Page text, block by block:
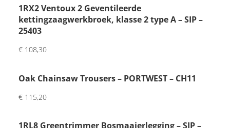
inpa
kker.
agin
was
1RX2 Ventoux 2 Geventileerde
kettingzaagwerkbroek, klasse 2 type A – SIP –
25403
€ 108,30
Oak Chainsaw Trousers – PORTWEST – CH11
€ 115,20
1RL8 Greentrimmer Bosmaaierlegging – SIP –